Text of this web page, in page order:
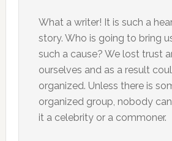
What a writer! It is such a
story. Who is going to bring
such a cause? We lost trust
ourselves and as a result
organized. Unless there is
organized group, nobody
it a celebrity or a commoner.